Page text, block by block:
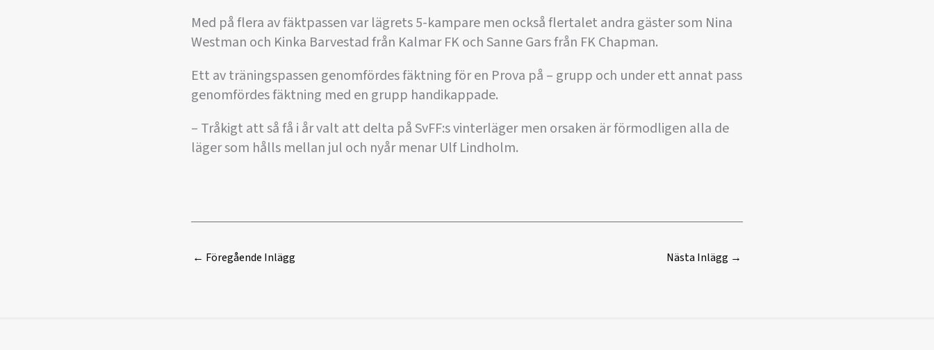
Med på flera av fäktpassen var lägrets 5-kampare men också flertalet andra gäster som Nina
Westman och Kinka Barvestad från Kalmar FK och Sanne Gars från FK Chapman.
Ett av träningspassen genomfördes fäktning för en Prova på – grupp och under ett annat pass
genomfördes fäktning med en grupp handikappade.
– Tråkigt att så få i år valt att delta på SvFF:s vinterläger men orsaken är förmodligen alla de
läger som hålls mellan jul och nyår menar Ulf Lindholm.
← Föregående Inlägg Nästa Inlägg →